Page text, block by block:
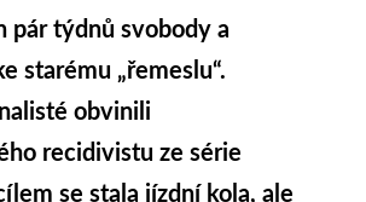
pár týdnů svobody a
starému „řemeslu“.
obvinili
recidivistu ze série
se stala jízdní kola, ale